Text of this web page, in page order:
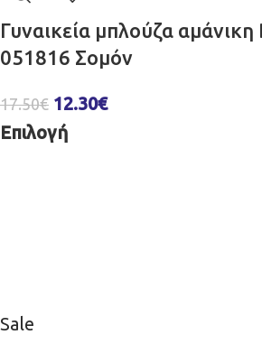
Γυναικεία μπλούζα
051816 Σομόν
17.50€ 12.30€
Επιλογή
Sale